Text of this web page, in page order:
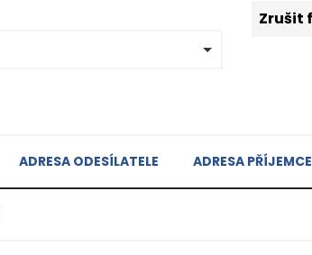
Zrušit
ADRESA ODESÍLATELE ADRESA PŘÍJEMCE